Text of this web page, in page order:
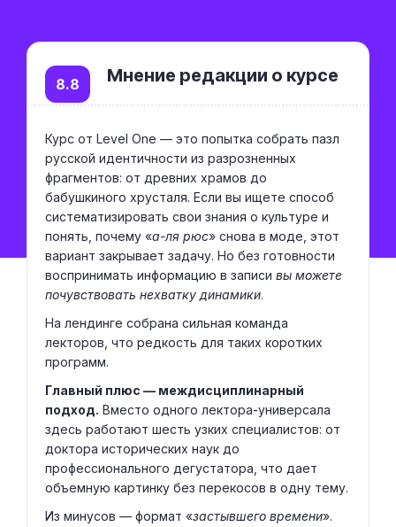
Мнение редакции о курсе
8.8
Курс от Level One — это попытка собрать пазл
русской идентичности из разрозненных
фрагментов: от древних храмов до
бабушкиного хрусталя. Если вы ищете способ
систематизировать свои знания о культуре и
понять, почему «а-ля рюс» снова в моде, этот
вариант закрывает задачу. Но без готовности
воспринимать информацию в записи вы можете
почувствовать нехватку динамики.
На лендинге собрана сильная команда
лекторов, что редкость для таких коротких
программ.
Главный плюс — междисциплинарный
подход. Вместо одного лектора-универсала
здесь работают шесть узких специалистов: от
доктора исторических наук до
профессионального дегустатора, что дает
объемную картинку без перекосов в одну тему.
Из минусов — формат «застывшего времени».